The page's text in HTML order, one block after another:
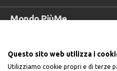
Mondo PiùMe
Questo sito web utilizza i
Utilizziamo cookie propri e di terze